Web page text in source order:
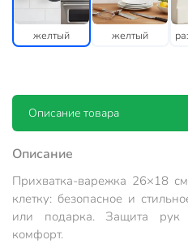
желтый желтый
Описание товара
Описание
Прихватка-варежка 26×18
клетку: безопасное и
или подарка. Защита рук
комфорт.